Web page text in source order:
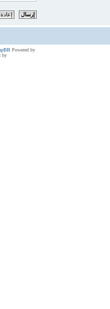
Powered by
by